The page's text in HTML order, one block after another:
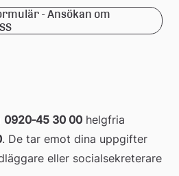
till- Ansökan om
(pdf, 93.1 kb.)
0920‑45 30 00 helgfria
. De tar emot dina uppgifter
eller socialsekreterare